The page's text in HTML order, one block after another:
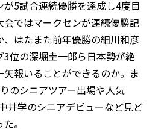
5試合連続優勝を達成し4度目
ではマークセンが連続優勝記
はたまた前年優勝の細川和彦
位の深堀圭一郎ら日本勢が絶
報いることができるのか。ま
のシニアツアー出場や人気
井学のシニアデビューなど見ど
。